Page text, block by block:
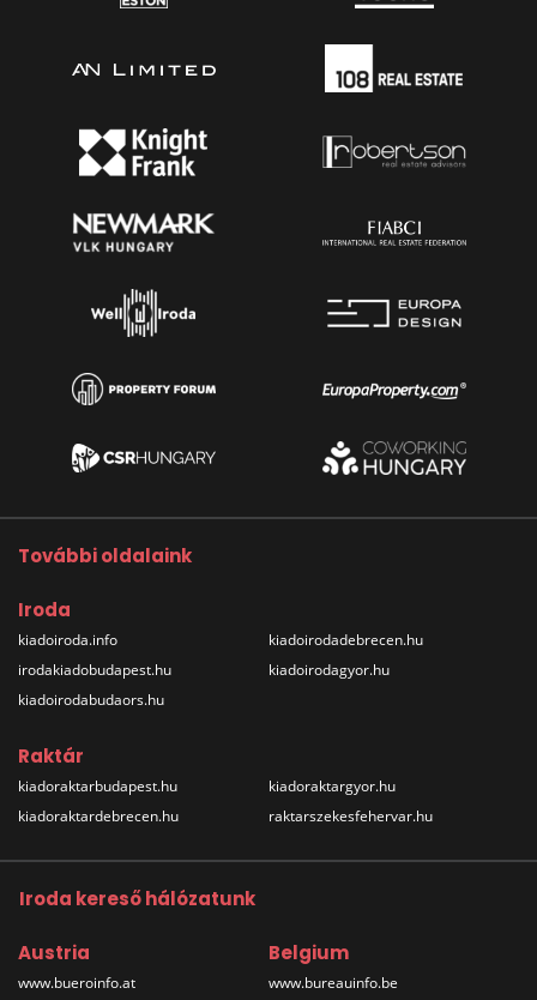
További oldalaink
Iroda
kiadoiroda.info
irodakiadobudapest.hu
kiadoirodabudaors.hu
kiadoirodadebrecen.hu
kiadoirodagyor.hu
Raktár
kiadoraktarbudapest.hu
kiadoraktardebrecen.hu
kiadoraktargyor.hu
raktarszekesfehervar.hu
Iroda kereső hálózatunk
Austria
www.bueroinfo.at
Belgium
www.bureauinfo.be